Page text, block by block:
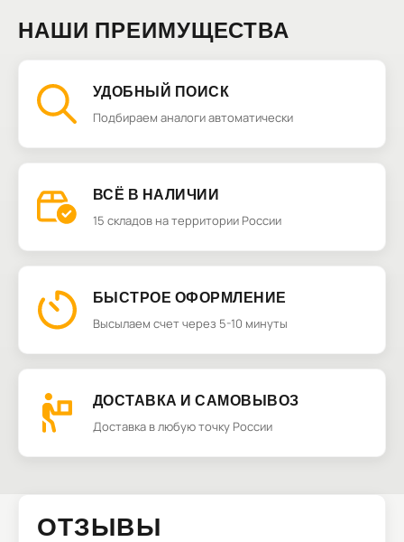
НАШИ ПРЕИМУЩЕСТВА
УДОБНЫЙ ПОИСК
Подбираем аналоги автоматически
ВСЁ В НАЛИЧИИ
15 складов на территории России
БЫСТРОЕ ОФОРМЛЕНИЕ
Высылаем счет через 5-10 минуты
ДОСТАВКА И САМОВЫВОЗ
Доставка в любую точку России
ОТЗЫВЫ